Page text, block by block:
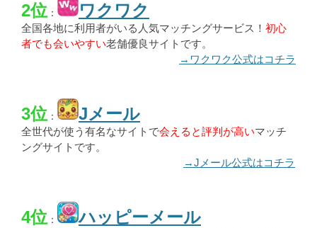
2位： ワクワク
全国各地に利用者がいる人気マッチングサービス！ 初心
者でも会いやすい老舗優良サイトです。
→ワクワク公式はコチラ
3位： Jメール
全世代が使う有名なサイトで会えると評判が高いマッチ
ングサイトです。
→Jメール公式はコチラ
4位： ハッピーメール